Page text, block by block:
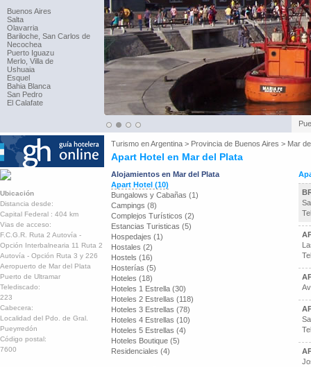
Buenos Aires
Salta
Olavarria
Bariloche, San Carlos de
Necochea
Puerto Iguazu
Merlo, Villa de
Ushuaia
Esquel
Bahia Blanca
San Pedro
El Calafate
Turismo enArgentina > Provincia de Buenos Aires > Mar
Apart Hotel en Mar del Plata
Ubicación
Distancia desde:
Capital Federal : 404 km
Vias de acceso:
F.C.G.R. Ruta 2 Autovía -
Opción Interbalnearia 11 Ruta 2
Autovía - Opción Ruta 3 y 226
Aeropuerto de Mar del Plata
Puerto de Ultramar
Telediscado:
223
Cabecera:
Localidad del Pdo. de Gral.
Pueyrredón
Código postal:
7600
Alojamientos en Mar del Plata
Apart Hotel (10)
Bungalows y Cabañas (1)
Campings (8)
Complejos Turísticos (2)
Estancias Turisticas (5)
Hospedajes (1)
Hostales (2)
Hostels (16)
Hosterías (5)
Hoteles (18)
Hoteles 1 Estrella (30)
Hoteles 2 Estrellas (118)
Hoteles 3 Estrellas (78)
Hoteles 4 Estrellas (10)
Hoteles 5 Estrellas (4)
Hoteles Boutique (5)
Residenciales (4)